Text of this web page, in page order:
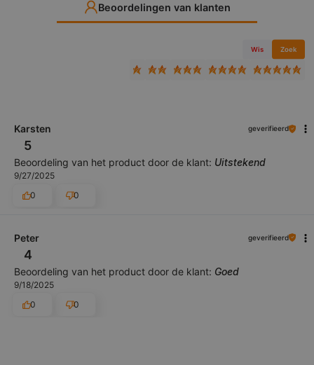
Beoordelingen van klanten
Wis Zoek
Karsten geverifieerd
5
Beoordeling van het product door de klant: Uitstekend
9/27/2025
0
0
Peter geverifieerd
4
Beoordeling van het product door de klant: Goed
9/18/2025
0
0